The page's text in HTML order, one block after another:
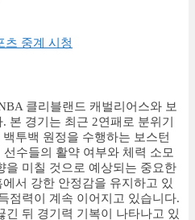
츠 중계 시청
클리블랜드 캐벌리어스와 보
본 경기는 최근 2연패로 분위기
투백 원정을 수행하는 보스턴
수들의 활약 여부와 체력 소모
을 미칠 것으로 예상되는 중요한
서 강한 안정감을 유지하고 있
점력이 계속 이어지고 있습니다.
긴 뒤 경기력 기복이 나타나고 있